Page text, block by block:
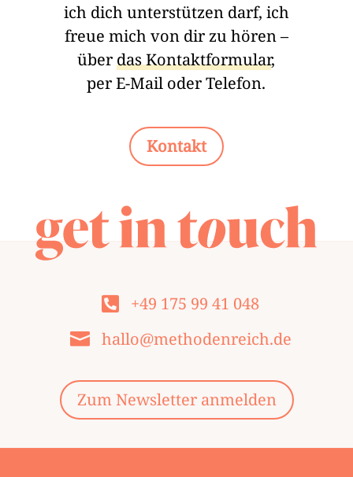
ich dich unterstützen darf, ich
freue mich von dir zu hören –
überdas Kontaktformular,
per E-Mail oder Telefon.
Kontakt
 +49 175 99 41 048
 hallo@methodenreich.de
Zum Newsletter anmelden